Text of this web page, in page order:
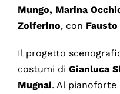
Mungo, Marina
Zolferino, con
Il progetto
costumi di Gianluca
Mugnai. Al pianoforte